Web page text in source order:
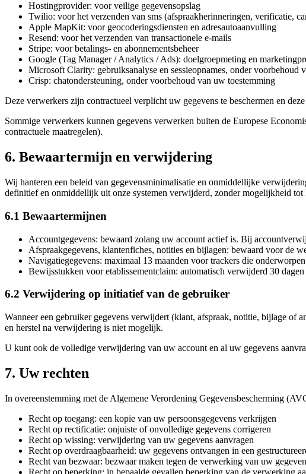
Hostingprovider: voor veilige gegevensopslag
Twilio: voor het verzenden van sms (afspraakherinneringen, verificatie,
Apple MapKit: voor geocoderingsdiensten en adresautoaanvulling
Resend: voor het verzenden van transactionele e-mails
Stripe: voor betalings- en abonnementsbeheer
Google (Tag Manager / Analytics / Ads): doelgroepmeting en
Microsoft Clarity: gebruiksanalyse en sessieopnames, onder voorbehoud
Crisp: chatondersteuning, onder voorbehoud van uw toestemming
Deze verwerkers zijn contractueel verplicht uw gegevens te beschermen en
Sommige verwerkers kunnen gegevens verwerken buiten de Europese
contractuele maatregelen).
6. Bewaartermijn en verwijdering
Wij hanteren een beleid van gegevensminimalisatie en onmiddellijke
definitief en onmiddellijk uit onze systemen verwijderd, zonder mogelijkheid tot
6.1 Bewaartermijnen
Accountgegevens: bewaard zolang uw account actief is. Bij
Afspraakgegevens, klantenfiches, notities en bijlagen: bewaard voor de
Navigatiegegevens: maximaal 13 maanden voor trackers die
Bewijsstukken voor etablissementclaim: automatisch verwijderd 30
6.2 Verwijdering op initiatief van de gebruiker
Wanneer een gebruiker gegevens verwijdert (klant, afspraak, notitie, bijlage of
en herstel na verwijdering is niet mogelijk.
U kunt ook de volledige verwijdering van uw account en al uw gegevens
7. Uw rechten
In overeenstemming met de Algemene Verordening Gegevensbescherming
Recht op toegang: een kopie van uw persoonsgegevens verkrijgen
Recht op rectificatie: onjuiste of onvolledige gegevens corrigeren
Recht op wissing: verwijdering van uw gegevens aanvragen
Recht op overdraagbaarheid: uw gegevens ontvangen in een
Recht van bezwaar: bezwaar maken tegen de verwerking van uw
Recht op beperking: in bepaalde gevallen beperking van de verwerking